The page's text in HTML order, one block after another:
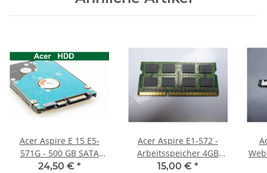
Acer Aspire E 15 E5-
571G - 500 GB SATA
HDD/Festplatte
24,50 € *
Acer Aspire E1-572 -
Arbeitsspeicher 4GB
RAM Memory DDR3
15,00 € *